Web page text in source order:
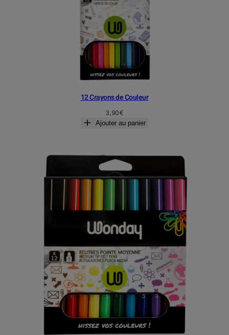
12 Crayons de Couleur
3,90€
Ajouter au panier